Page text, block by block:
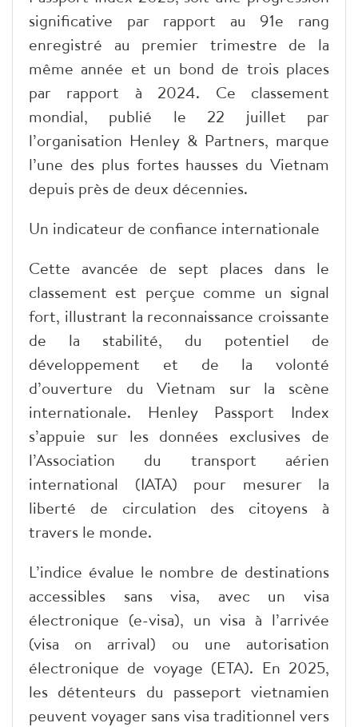
significative par rapport au 91e rang
enregistré au premier trimestre de la
même année et un bond de trois places
par rapport à 2024. Ce classement
mondial, publié le 22 juillet par
l’organisation Henley & Partners, marque
l’une des plus fortes hausses du Vietnam
depuis près de deux décennies.
Un indicateur de confiance internationale
Cette avancée de sept places dans le
classement est perçue comme un signal
fort, illustrant la reconnaissance croissante
de la stabilité, du potentiel de
développement et de la volonté
d’ouverture du Vietnam sur la scène
internationale. Henley Passport Index
s’appuie sur les données exclusives de
l’Association du transport aérien
international (IATA) pour mesurer la
liberté de circulation des citoyens à
travers le monde.
L’indice évalue le nombre de destinations
accessibles sans visa, avec un visa
électronique (e-visa), un visa à l’arrivée
(visa on arrival) ou une autorisation
électronique de voyage (ETA). En 2025,
les détenteurs du passeport vietnamien
peuvent voyager sans visa traditionnel vers